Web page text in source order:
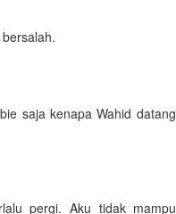
saja kenapa Wahid
pergi. Aku tidak